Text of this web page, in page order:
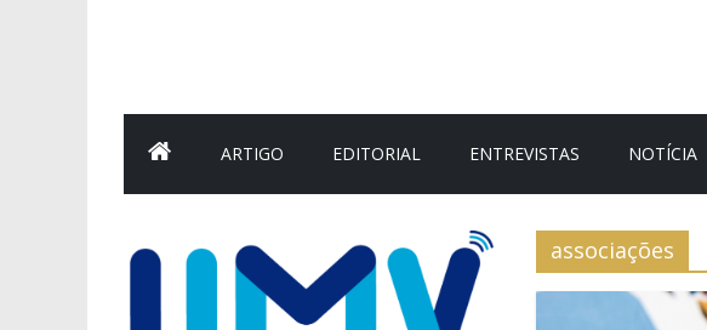
ARTIGO EDITORIAL ENTREVISTAS NOTÍCIA
associações